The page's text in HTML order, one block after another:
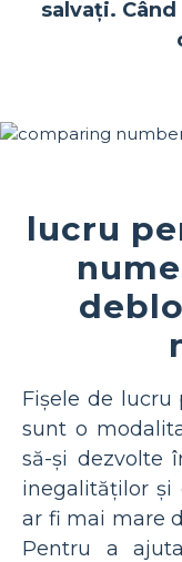
salvați.
lucru
Fișele de lucru
sunt o
să-și dezvolte
inegalităților și
ar fi mai mare
Pentru a